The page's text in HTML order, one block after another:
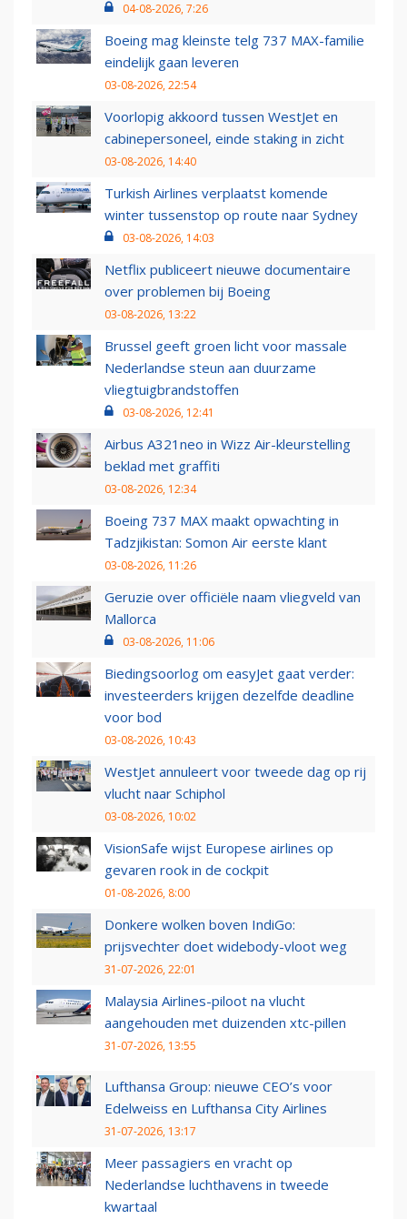
04-08-2026, 7:26
Boeing mag kleinste telg 737 MAX-familie
eindelijk gaan leveren
03-08-2026, 22:54
Voorlopig akkoord tussen WestJet en
cabinepersoneel, einde staking in zicht
03-08-2026, 14:40
Turkish Airlines verplaatst komende
winter tussenstop op route naar Sydney
03-08-2026, 14:03
Netflix publiceert nieuwe documentaire
over problemen bij Boeing
03-08-2026, 13:22
Brussel geeft groen licht voor massale
Nederlandse steun aan duurzame
vliegtuigbrandstoffen
03-08-2026, 12:41
Airbus A321neo in Wizz Air-kleurstelling
beklad met graffiti
03-08-2026, 12:34
Boeing 737 MAX maakt opwachting in
Tadzjikistan: Somon Air eerste klant
03-08-2026, 11:26
Geruzie over officiële naam vliegveld van
Mallorca
03-08-2026, 11:06
Biedingsoorlog om easyJet gaat verder:
investeerders krijgen dezelfde deadline
voor bod
03-08-2026, 10:43
WestJet annuleert voor tweede dag op rij
vlucht naar Schiphol
03-08-2026, 10:02
VisionSafe wijst Europese airlines op
gevaren rook in de cockpit
01-08-2026, 8:00
Donkere wolken boven IndiGo:
prijsvechter doet widebody-vloot weg
31-07-2026, 22:01
Malaysia Airlines-piloot na vlucht
aangehouden met duizenden xtc-pillen
31-07-2026, 13:55
Lufthansa Group: nieuwe CEO’s voor
Edelweiss en Lufthansa City Airlines
31-07-2026, 13:17
Meer passagiers en vracht op
Nederlandse luchthavens in tweede
kwartaal